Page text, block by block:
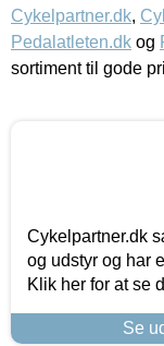
Cykelpartner.dk,
Pedalatleten.dk og
sortiment til gode
Cykelpartner.dk
og udstyr og har
Klik her for at se
Se